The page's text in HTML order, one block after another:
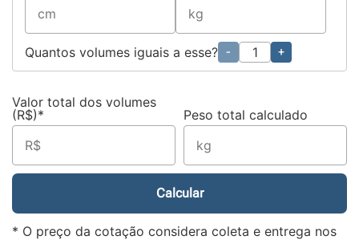
Quantos volumes iguais a esse? - +
Valor total dos volumes
(R$)*
Peso total calculado
Calcular
* O preço da cotação considera coleta e entrega nos